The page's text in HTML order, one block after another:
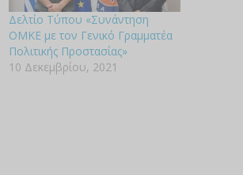
Δελτίο Τύπου «Συνάντηση
ΟΜΚΕ με τον Γενικό Γραμματέα
Πολιτικής Προστασίας»
10 Δεκεμβρίου, 2021